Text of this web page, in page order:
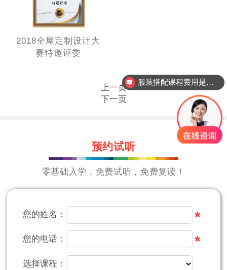
2018全屋定制设计大
赛特邀评委
上一页
下一页
预约试听
零基础入学，免费试听，免费复读！
您的姓名： *
您的电话： *
选择课程：
服装搭配课程费用是多少？